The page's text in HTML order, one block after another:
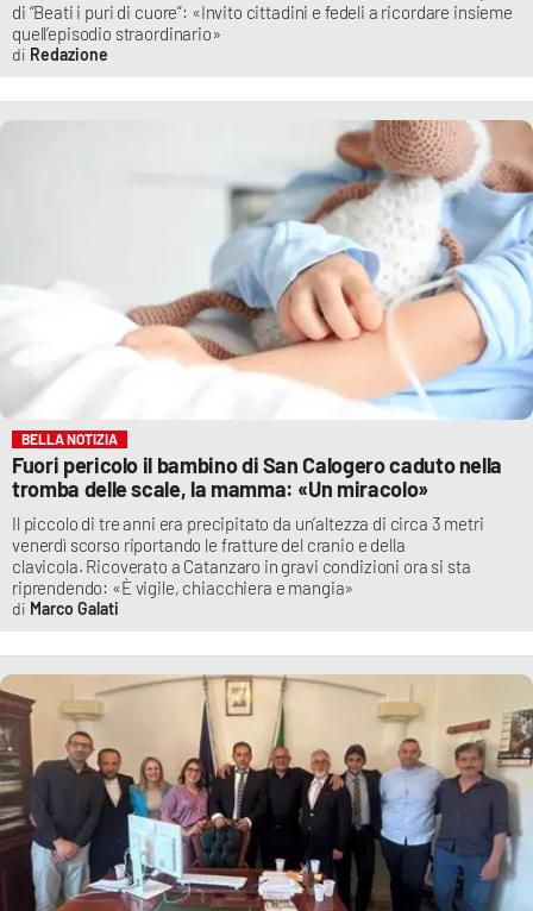
di “Beati i puri di cuore”: «Invito cittadini e fedeli a ricordare insieme
quell’episodio straordinario»
Redazione
BELLA NOTIZIA
Fuori pericolo il bambino di San Calogero caduto nella
tromba delle scale, la mamma: «Un miracolo»
Il piccolo di tre anni era precipitato da un’altezza di circa 3 metri
venerdì scorso riportando le fratture del cranio e della
clavicola. Ricoverato a Catanzaro in gravi condizioni ora si sta
riprendendo: «È vigile, chiacchiera e mangia»
Marco Galati